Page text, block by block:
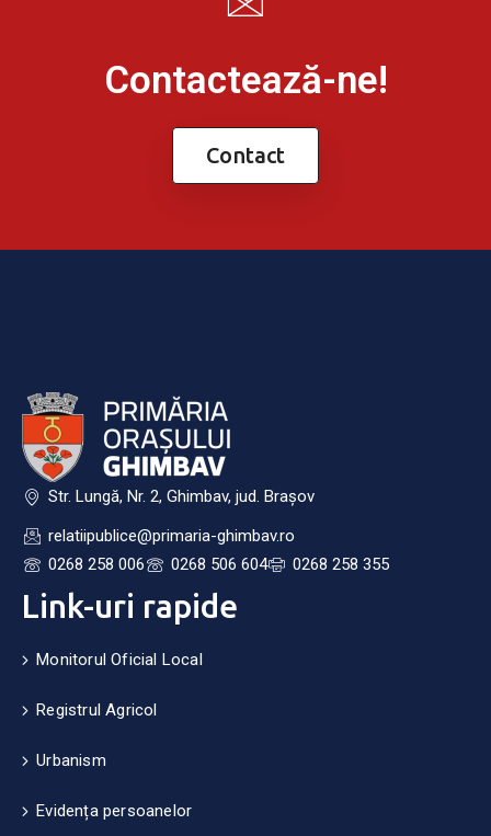
Contactează-ne!
Contact
Str. Lungă, Nr. 2, Ghimbav, jud. Brașov
relatiipublice@primaria-ghimbav.ro
0268 258 006
0268 506 604 0268 258 355
Link-uri rapide
Monitorul Oficial Local
Registrul Agricol
Urbanism
Evidența persoanelor